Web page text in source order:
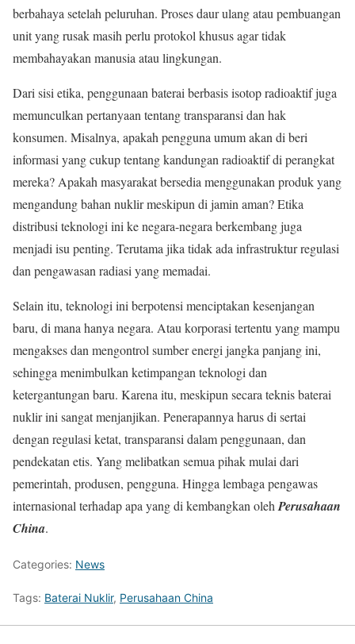
berbahaya setelah peluruhan. Proses daur ulang atau pembuangan
unit yang rusak masih perlu protokol khusus agar tidak
membahayakan manusia atau lingkungan.
Dari sisi etika, penggunaan baterai berbasis isotop radioaktif juga
memunculkan pertanyaan tentang transparansi dan hak
konsumen. Misalnya, apakah pengguna umum akan di beri
informasi yang cukup tentang kandungan radioaktif di perangkat
mereka? Apakah masyarakat bersedia menggunakan produk yang
mengandung bahan nuklir meskipun di jamin aman? Etika
distribusi teknologi ini ke negara-negara berkembang juga
menjadi isu penting. Terutama jika tidak ada infrastruktur regulasi
dan pengawasan radiasi yang memadai.
Selain itu, teknologi ini berpotensi menciptakan kesenjangan
baru, di mana hanya negara. Atau korporasi tertentu yang mampu
mengakses dan mengontrol sumber energi jangka panjang ini,
sehingga menimbulkan ketimpangan teknologi dan
ketergantungan baru. Karena itu, meskipun secara teknis baterai
nuklir ini sangat menjanjikan. Penerapannya harus di sertai
dengan regulasi ketat, transparansi dalam penggunaan, dan
pendekatan etis. Yang melibatkan semua pihak mulai dari
pemerintah, produsen, pengguna. Hingga lembaga pengawas
internasional terhadap apa yang di kembangkan oleh Perusahaan
China.
Categories: News
Tags: Baterai Nuklir, Perusahaan China